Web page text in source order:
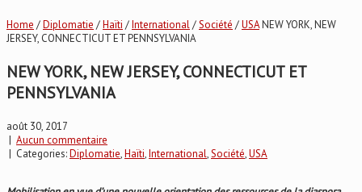
Home /Diplomatie /Haïti /International/Société /USANEW YORK, NEW
JERSEY, CONNECTICUT ET PENNSYLVANIA
NEW YORK, NEW JERSEY, CONNECTICUT ET
PENNSYLVANIA
août 30, 2017
| Aucun commentaire
| Categories:Diplomatie,Haïti,International,Société,USA